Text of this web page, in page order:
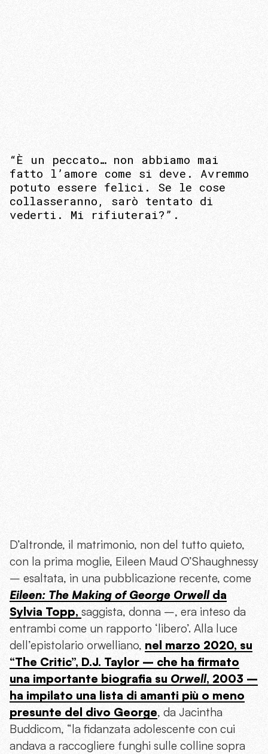
“È un peccato… non abbiamo mai
fatto l’amore come si deve. Avremmo
potuto essere felici. Se le cose
collasseranno, sarò tentato di
vederti. Mi rifiuterai?”.
D’altronde, il matrimonio, non del tutto quieto,
con la prima moglie, Eileen Maud O’Shaughnessy
– esaltata, in una pubblicazione recente, come
Eileen: The Making of George Orwellda
Sylvia Topp, saggista, donna –, era inteso da
entrambi come un rapporto ‘libero’. Alla luce
dell’epistolario orwelliano, nel marzo 2020, su
“The Critic”, D.J. Taylor – che ha firmato
una importante biografia su Orwell, 2003 –
ha impilato una lista di amanti più o meno
presunte del divo George, da Jacintha
Buddicom, “la fidanzata adolescente con cui
andava a raccogliere funghi sulle colline sopra